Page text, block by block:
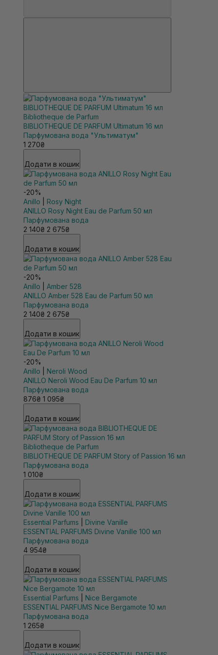
Bibliotheque de Parfum
BIBLIOTHEQUE DE PARFUM Ultimatum 16 мл
Парфумована вода "Ультиматум"
1 270₴
Додати в кошик
-20%
Anillo
Rosy Night
ANILLO Rosy Night Eau de Parfum 50 мл
Парфумована вода
2 140₴ 2 675₴
Додати в кошик
-20%
Anillo
Amber 528
ANILLO Amber 528 Eau de Parfum 50 мл
Парфумована вода
2 140₴ 2 675₴
Додати в кошик
-20%
Anillo
Neroli Wood
ANILLO Neroli Wood Eau De Parfum 10 мл
Парфумована вода
876₴ 1 095₴
Додати в кошик
Bibliotheque de Parfum
BIBLIOTHEQUE DE PARFUM Story of Passion 16 мл
Парфумована вода
1 010₴
Додати в кошик
Essential Parfums
Divine Vanille
ESSENTIAL PARFUMS Divine Vanille 100 мл
Парфумована вода
4 954₴
Додати в кошик
Essential Parfums
Nice Bergamote
ESSENTIAL PARFUMS Nice Bergamote 10 мл
Парфумована вода
1 265₴
Додати в кошик